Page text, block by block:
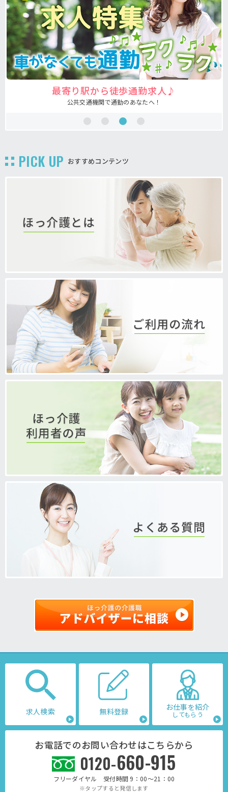
最寄り駅から徒歩通勤求人♪
公共交通機関で通勤のあなたへ！
PICK UP おすすめコンテンツ
求人検索 無料登録 お仕事を紹介
してもらう
お電話でのお問い合わせはこちらから
0120-660-915
フリーダイヤル 受付時間 9：00～21：00
※タップすると発信します